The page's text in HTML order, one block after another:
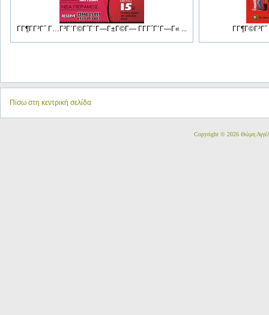
ΓΓ¶ΓΓ³Γ΅ Γ…Γ³Γ΄Γ©Γ΅Γ΄Γ―Γ±Γ©Γ― ΓΓ­Γ΅Γ΄Γ―Γ« ...
Πίσω στη κεντρική σελίδα
Copyright © 2026 Θώμη